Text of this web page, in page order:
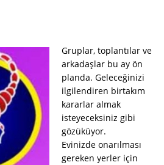
Gruplar, toplantılar ve
arkadaşlar bu ay ön
planda. Geleceğinizi
ilgilendiren birtakım
kararlar almak
isteyeceksiniz gibi
gözüküyor.
Evinizde onarılması
gereken yerler için